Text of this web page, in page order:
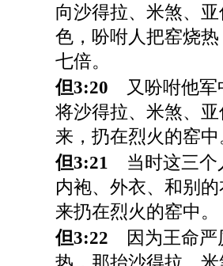
向沙得拉、米煞、
色，吩咐人把窑烧
七倍。
但3:20 又吩咐他军
将沙得拉、米煞、
来，扔在烈火的窑中
但3:21
当时这三个
内袍、外衣、和别
来扔在烈火的窑中。
但3:22 因为王命严